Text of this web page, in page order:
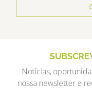
Notícias,
nossa newsletter e